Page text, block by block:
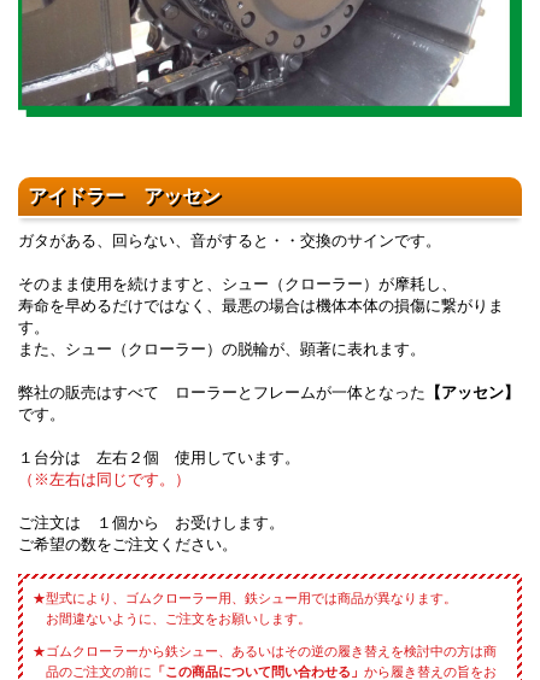
アイドラー アッセン
ガタがある、回らない、音がすると・・交換のサインです。
そのまま使用を続けますと、シュー（クローラー）が摩耗し、
寿命を早めるだけではなく、最悪の場合は機体本体の損傷に繋がりま
す。
また、シュー（クローラー）の脱輪が、顕著に表れます。
弊社の販売はすべて ローラーとフレームが一体となった 【アッセン】
です。
１台分は 左右２個 使用しています。
（※左右は同じです。）
ご注文は １個から お受けします。
ご希望の数をご注文ください。
型式により、ゴムクローラー用、鉄シュー用では商品が異なります。
お間違ないように、ご注文をお願いします。
ゴムクローラーから鉄シュー、あるいはその逆の履き替えを検討中の方は商
品のご注文の前に 「この商品について問い合わせる」から履き替えの旨をお